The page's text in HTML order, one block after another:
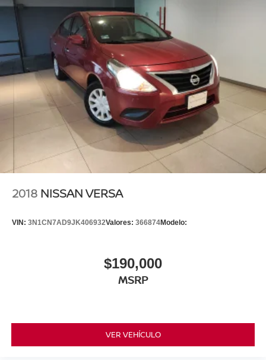
2018 NISSAN VERSA
VIN: 3N1CN7AD9JK406932Valores: 366874Modelo:
$190,000
MSRP
VER VEHÍCULO